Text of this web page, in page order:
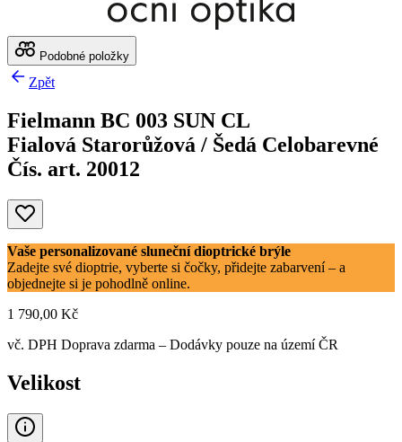
Podobné položky
Zpět
Fielmann BC 003 SUN CL
Fialová Starorůžová / Šedá Celobarevné
Čís. art. 20012
Vaše personalizované sluneční dioptrické brýle
Zadejte své dioptrie, vyberte si čočky, přidejte zabarvení – a
objednejte si je pohodlně online.
1 790,00 Kč
vč. DPH Doprava zdarma – Dodávky pouze na území ČR
Velikost